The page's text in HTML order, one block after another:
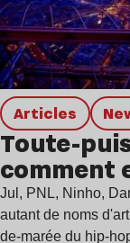
Articles
Toute-
comment
Jul, PNL, Ninho,
autant de noms
de-marée du hip-